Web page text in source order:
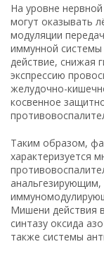
На уровне
могут оказывать
модуляции
иммунной
действие, снижая
экспрессию
желудочно-
косвенное
Таким образом,
характеризуется
Мишени действия
синтазу оксида
также системы